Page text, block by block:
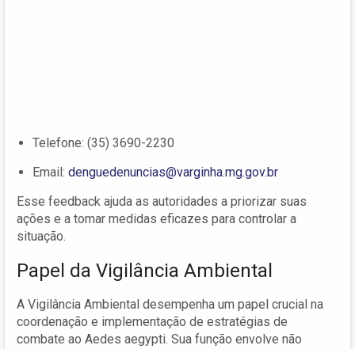
Telefone: (35) 3690-2230
Email: denguedenuncias@varginha.mg.gov.br
Esse feedback ajuda as autoridades a priorizar suas
ações e a tomar medidas eficazes para controlar a
situação.
Papel da Vigilância Ambiental
A Vigilância Ambiental desempenha um papel crucial na
coordenação e implementação de estratégias de
combate ao Aedes aegypti. Sua função envolve não